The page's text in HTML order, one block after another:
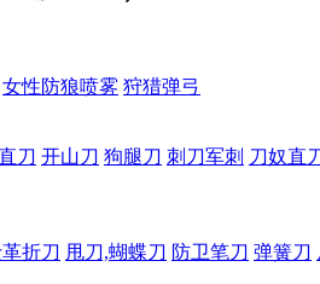
女性防狼喷雾 狩猎弹弓
刀 开山刀 狗腿刀 刺刀军刺 刀奴直
折刀 甩刀,蝴蝶刀 防卫笔刀 弹簧刀